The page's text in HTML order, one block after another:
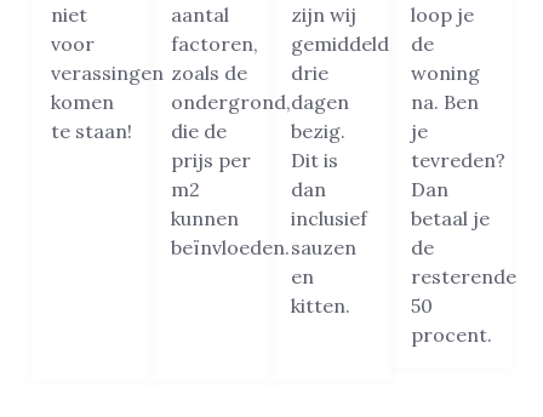
niet
voor
verassingen
komen
te staan!
aantal
factoren,
zoals de
ondergrond,
die de
prijs per
m2
kunnen
beïnvloeden.
zijn wij
gemiddeld
drie
dagen
bezig.
Dit is
dan
inclusief
sauzen
en
kitten.
loop je
de
woning
na. Ben
je
tevreden?
Dan
betaal je
de
resterende
50
procent.